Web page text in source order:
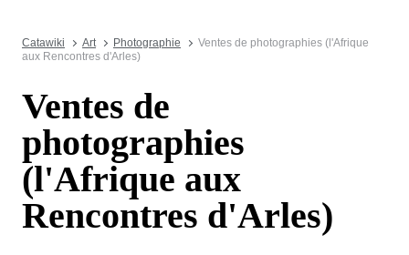
Catawiki Art Photographie
Ventes de photographies (l'Afrique
aux Rencontres d'Arles)
Ventes de
photographies
(l'Afrique aux
Rencontres d'Arles)